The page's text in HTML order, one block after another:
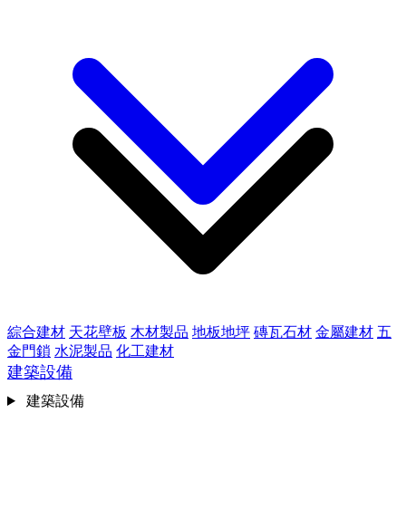
綜合建材 天花壁板 木材製品 地板地坪 磚瓦石材 金屬建材 五
金門鎖 水泥製品 化工建材
建築設備
建築設備